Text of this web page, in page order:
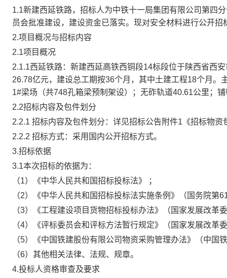
1.1新建西延铁路，招标人为中铁十一局集团有限公司第四
员会批准建设，建设资金已落实。现对安全材料进行公开招
2.项目概况与招标内容
2.1项目概况
2.1.1西延铁路： 新建西延高铁西铜段14标段位于陕西省西
26.78亿元，建设总工期按36个月，其中土建工程18个月
1#梁场（共748孔箱梁预制架设）；无砟轨道40.61公里；
2.2招标内容及包件划分
2.2.1 招标内容及包件划分：详见招标公告附件1《招标物
2.2.2 招标方式：采用国内公开招标方式。
3.招标依据
3.1本次招标的依据为：
（1）《中华人民共和国招标投标法》
；
（2）《中华人民共和国招标投标法实施条例》（国务院第
（3）《工程建设项目货物招标投标办法》（国家发展改革
（4）《评标委员会和评标方法暂行规定》（国家发展改革
（5）《中国铁建股份有限公司物资采购管理办法》（中国
（6）其他相关法律、法规、规章。
4.投标人资格审查及要求